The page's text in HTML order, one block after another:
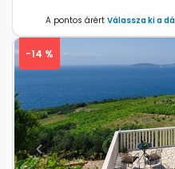
A pontos árért Válassza ki a
Previous
-14 %